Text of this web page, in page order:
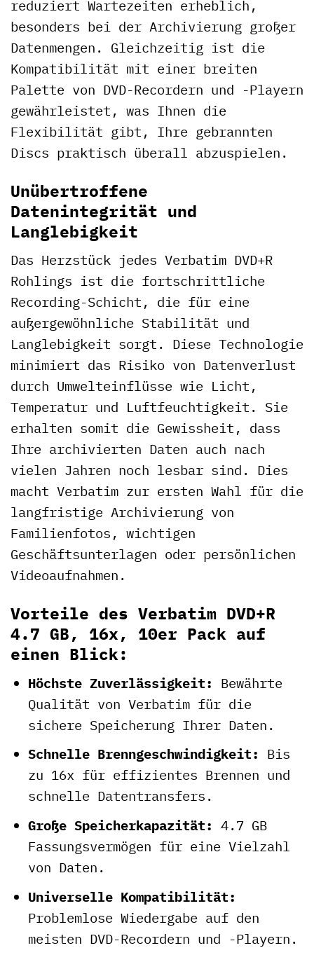
reduziert Wartezeiten erheblich,
besonders bei der Archivierung großer
Datenmengen. Gleichzeitig ist die
Kompatibilität mit einer breiten
Palette von DVD-Recordern und -Playern
gewährleistet, was Ihnen die
Flexibilität gibt, Ihre gebrannten
Discs praktisch überall abzuspielen.
Unübertroffene
Datenintegrität und
Langlebigkeit
Das Herzstück jedes Verbatim DVD+R
Rohlings ist die fortschrittliche
Recording-Schicht, die für eine
außergewöhnliche Stabilität und
Langlebigkeit sorgt. Diese Technologie
minimiert das Risiko von Datenverlust
durch Umwelteinflüsse wie Licht,
Temperatur und Luftfeuchtigkeit. Sie
erhalten somit die Gewissheit, dass
Ihre archivierten Daten auch nach
vielen Jahren noch lesbar sind. Dies
macht Verbatim zur ersten Wahl für die
langfristige Archivierung von
Familienfotos, wichtigen
Geschäftsunterlagen oder persönlichen
Videoaufnahmen.
Vorteile des Verbatim DVD+R
4.7 GB, 16x, 10er Pack auf
einen Blick:
Höchste Zuverlässigkeit: Bewährte
Qualität von Verbatim für die
sichere Speicherung Ihrer Daten.
Schnelle Brenngeschwindigkeit: Bis
zu 16x für effizientes Brennen und
schnelle Datentransfers.
Große Speicherkapazität: 4.7 GB
Fassungsvermögen für eine Vielzahl
von Daten.
Universelle Kompatibilität:
Problemlose Wiedergabe auf den
meisten DVD-Recordern und -Playern.